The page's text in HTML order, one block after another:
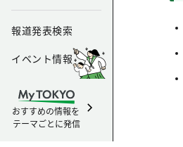
報道発表検索
イベント情報
おすすめの情報を
テーマごとに発信